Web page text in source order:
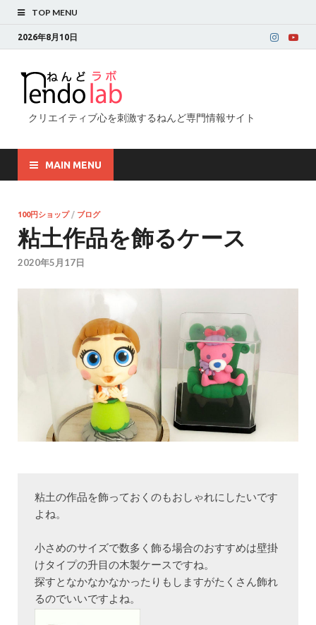
TOP MENU
2026年8月10日
クリエイティブ心を刺激するねんど専門情報サイト
MAIN MENU
100円ショップ/ ブログ
粘土作品を飾るケース
2020年5月17日
粘土の作品を飾っておくのもおしゃれにしたいです
よね。
小さめのサイズで数多く飾る場合のおすすめは壁掛
けタイプの升目の木製ケースですね。
探すとなかなかなかったりもしますがたくさん飾れ